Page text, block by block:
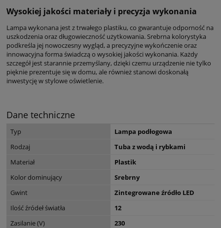
Wysokiej jakości materiały i precyzja wykonania
Lampa wykonana jest z trwałego plastiku, co gwarantuje odporność na
uszkodzenia oraz długowieczność użytkowania. Srebrna kolorystyka
podkreśla jej nowoczesny wygląd, a precyzyjne wykończenie oraz
innowacyjna forma świadczą o wysokiej jakości wykonania. Każdy
szczegół jest starannie przemyślany, dzięki czemu urządzenie nie tylko
pięknie prezentuje się w domu, ale również stanowi doskonałą
inwestycję w stylowe oświetlenie.
Dane techniczne
Typ
Lampa podłogowa
Rodzaj
Tuba z wodą i rybkami
Materiał
Plastik
Kolor dominujący
Srebrny
Gwint
Zintegrowane źródło LED
Ilość źródeł światła
12
Zasilanie (V)
230